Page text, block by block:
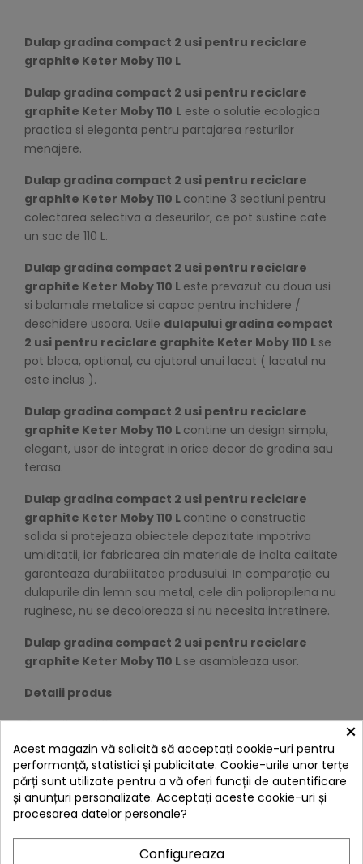
Dulap gradina compact 2 usi pentru reciclare
graphite Keter Moby 110 L
Dulap gradina compact 2 usi pentru reciclare
graphite Keter Moby 110 L este o solutie ecologica
practica si eleganta pentru partajarea resturilor
menajere.
Dulap gradina compact 2 usi pentru reciclare
graphite Keter Moby 110 L contine 3 sectiuni pentru
colectarea selectiva a deseurilor, ce pot sustine cate
un sac de 110 L.
Dulap gradina compact 2 usi pentru reciclare
graphite Keter Moby 110 L este prevazut cu doua usi
si balamale metalice si capac pentru inchidere /
deschidere usoara. Usile dulapului gradina compact
2 usi pentru reciclare graphite Keter Moby 110 L se
pot bloca, optional, cu ajutorul unui lacat ( lacatul nu
este inclus ).
Dulap gradina compact 2 usi pentru reciclare
graphite Keter Moby 110 L contine un design simplu,
elegant, usor de integrat in orice decor de gradina sau
terasa.
Dulap gradina compact 2 usi pentru reciclare
graphite Keter Moby 110 L contine o constructie
solida si protejeaza obiectele depozitate impotriva
umiditatii, iar fabricarea din materiale de inalta calitate
garanteaza durabilitatea produsului. In comparație cu
dulapurile din lemn sau metal, cele din polipropilena nu
ruginesc, nu se decoloreaza si nu necesita intretinere.
Dulap gradina compact 2 usi pentru reciclare
graphite Keter Moby 110 L se asambleaza usor.
Detalii produs
Capacitate: 110 L
Greutate: 13.6 kg
Dimensiuni exterior:
Latime: 90 cm
×
Acest magazin vă solicită să acceptați cookie-uri pentru
performanță, statistici și publicitate. Cookie-urile unor terțe
părți sunt utilizate pentru a vă oferi funcții de autentificare
și anunțuri personalizate. Acceptați aceste cookie-uri și
procesarea datelor personale?
Configureaza